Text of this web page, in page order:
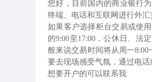
您好，目前国内的商业银行
终端、电话和互联网进行外汇
如果客户选择柜台交易或使
的9:00至17:00，公休日、法
般来说交易时间将从周一
要去现场感受气氛，通过电话
想要开户的可以联系我